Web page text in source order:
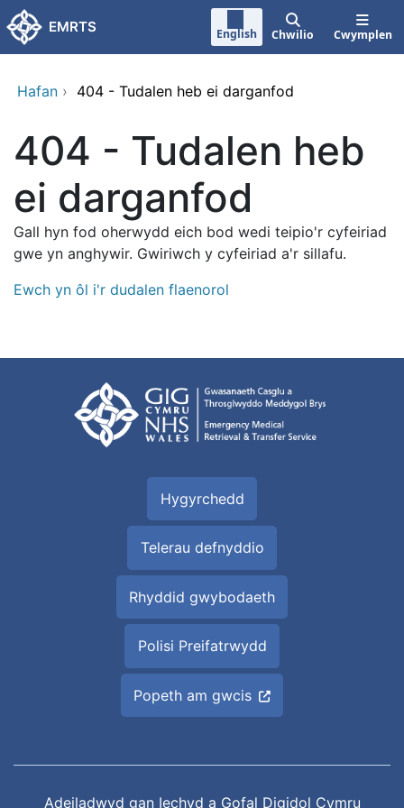
Neidio i'r prif gynnwy
EMRTS English Chwilio Cwymplen
Hafan › 404 - Tudalen heb ei darganfod
404 - Tudalen heb
ei darganfod
Gall hyn fod oherwydd eich bod wedi teipio'r cyfeiriad
gwe yn anghywir. Gwiriwch y cyfeiriad a'r sillafu.
Ewch yn ôl i'r dudalen flaenorol
Hygyrchedd
Telerau defnyddio
Rhyddid gwybodaeth
Polisi Preifatrwydd
Popeth am gwcis
Adeiladwyd gan Iechyd a Gofal Digidol Cymru